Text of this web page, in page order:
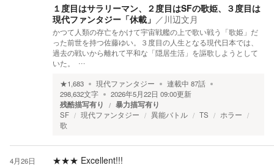
１度目はサラリーマン、２度目はSFの歌姫、３度目は
現代ファンタジー「休載」 ／ 川辺文月
かつて人類の存亡をかけて宇宙戦艦の上で歌い戦う「歌姫」だ
った前世を持つ佐藤ゆい。３度目の人生となる現代日本では、
過去の戦いから離れて平和な「隠居生活」を謳歌しようとして
いた。 …
★1,683 現代ファンタジー 連載中 87話
298,632文字 2026年5月22日 09:00更新
残酷描写有り 暴力描写有り
SF 現代ファンタジー 異能バトル TS
ホラー
歌
4月26日 ★★★ Excellent!!!